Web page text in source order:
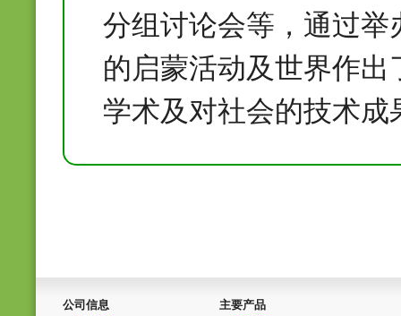
分组讨论会等，通过
的启蒙活动及世界作
学术及对社会的技术成
公司信息 主要产品